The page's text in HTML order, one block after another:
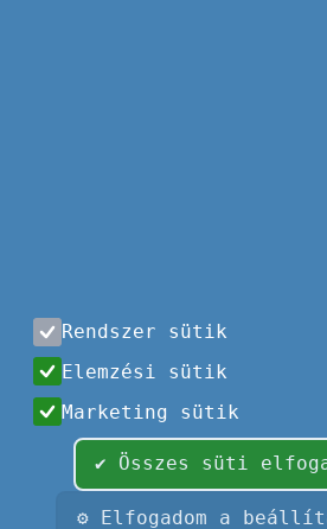
Impresszum |
Adatvédelem|
Minden jog fenntartva,
Közalapítvány
Rendszer sütik
Elemzési sütik
Marketing sütik
✔ Összes süti
⚙ Elfogadom a